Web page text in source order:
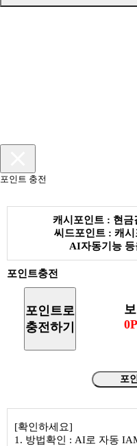
포인트 충전
캐시포인트 : 현금
씨드포인트 : 캐
AI자동기능 등
포인트충전
포인트로
충전하기
0P
포
[확인하세요]
1. 방법확인 : AI로 자동